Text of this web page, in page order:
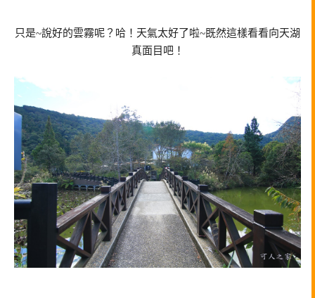
只是~說好的雲霧呢？哈！天氣太好了啦~既然這樣看看向天湖
真面目吧！